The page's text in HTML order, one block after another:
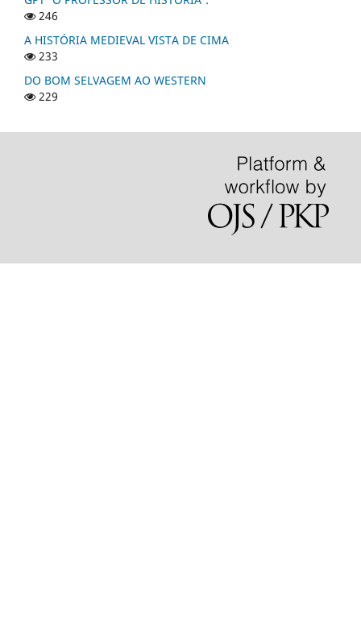
246
A HISTÓRIA MEDIEVAL VISTA DE CIMA
233
DO BOM SELVAGEM AO WESTERN
229